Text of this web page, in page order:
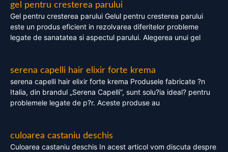
gel pentru cresterea parului
Gel pentru cresterea parului Gelul pentru cresterea parului
este un produs eficient in rezolvarea diferitelor probleme
legate de sanatatea si aspectul parului. Alegerea unui gel
serena capelli hair elixir forte krema
serena capelli hair elixir forte krema Produsele fabricate ?n
Italia, din brandul „Serena Capelli”, sunt solu?ia ideal? pentru
problemele legate de p?r. Aceste produse au
culoarea castaniu deschis
Culoarea castaniu deschis In acest articol vom discuta despre